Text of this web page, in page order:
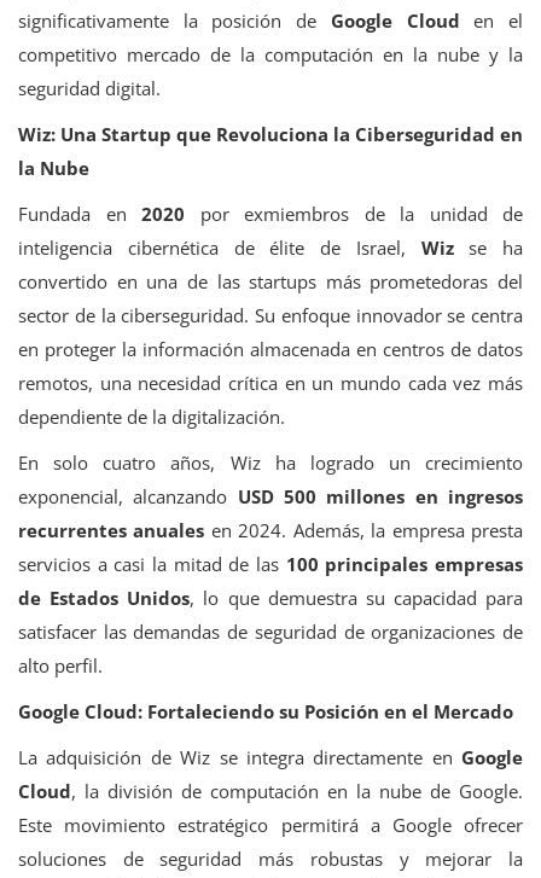
significativamente la posición de
Google Cloud
en el
competitivo mercado de la computación en la nube y la
seguridad digital.
Wiz: Una Startup que Revoluciona la Ciberseguridad en
la Nube
Fundada en
2020
por exmiembros de la unidad de
inteligencia cibernética de élite de Israel,
Wiz
se ha
convertido en una de las startups más prometedoras del
sector de la ciberseguridad. Su enfoque innovador se centra
en proteger la información almacenada en centros de datos
remotos, una necesidad crítica en un mundo cada vez más
dependiente de la digitalización.
En solo cuatro años, Wiz ha logrado un crecimiento
exponencial, alcanzando USD 500 millones en ingresos
recurrentes anuales en 2024. Además, la empresa presta
servicios a casi la mitad de las 100 principales empresas
de Estados Unidos, lo que demuestra su capacidad para
satisfacer las demandas de seguridad de organizaciones de
alto perfil.
Google Cloud: Fortaleciendo su Posición en el Mercado
La adquisición de Wiz se integra directamente en Google
Cloud, la división de computación en la nube de Google.
Este movimiento estratégico permitirá a Google ofrecer
soluciones de seguridad más robustas y mejorar la